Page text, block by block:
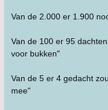
Van de 2.000 er 1.900
Van de 100 er 95
voor bukken"
Van de 5 er 4 gedacht
mee"